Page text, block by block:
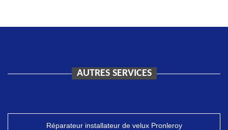
AUTRES SERVICES
Réparateur installateur de velux Pronleroy